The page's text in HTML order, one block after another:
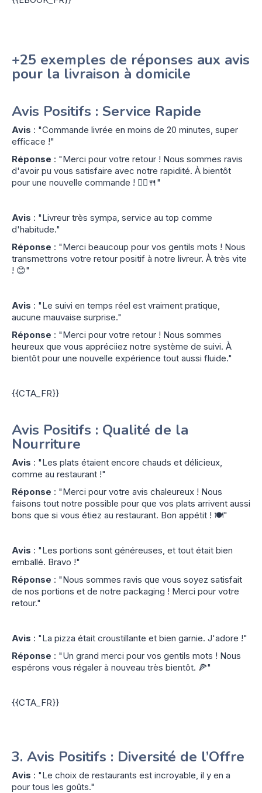
+25 exemples de réponses aux avis
pour la livraison à domicile
Avis Positifs : Service Rapide
Avis : "Commande livrée en moins de 20 minutes, super
efficace !"
Réponse : "Merci pour votre retour ! Nous sommes ravis
d'avoir pu vous satisfaire avec notre rapidité. À bientôt
pour une nouvelle commande ! 🚴‍♂️🍴"
Avis : "Livreur très sympa, service au top comme
d'habitude."
Réponse : "Merci beaucoup pour vos gentils mots ! Nous
transmettrons votre retour positif à notre livreur. À très vite
! 😊"
Avis : "Le suivi en temps réel est vraiment pratique,
aucune mauvaise surprise."
Réponse : "Merci pour votre retour ! Nous sommes
heureux que vous appréciiez notre système de suivi. À
bientôt pour une nouvelle expérience tout aussi fluide."
{{CTA_FR}}
Avis Positifs : Qualité de la
Nourriture
Avis : "Les plats étaient encore chauds et délicieux,
comme au restaurant !"
Réponse : "Merci pour votre avis chaleureux ! Nous
faisons tout notre possible pour que vos plats arrivent aussi
bons que si vous étiez au restaurant. Bon appétit ! 🍽️"
Avis : "Les portions sont généreuses, et tout était bien
emballé. Bravo !"
Réponse : "Nous sommes ravis que vous soyez satisfait
de nos portions et de notre packaging ! Merci pour votre
retour."
Avis : "La pizza était croustillante et bien garnie. J'adore !"
Réponse : "Un grand merci pour vos gentils mots ! Nous
espérons vous régaler à nouveau très bientôt. 🍕"
{{CTA_FR}}
3. Avis Positifs : Diversité de l’Offre
Avis : "Le choix de restaurants est incroyable, il y en a
pour tous les goûts."